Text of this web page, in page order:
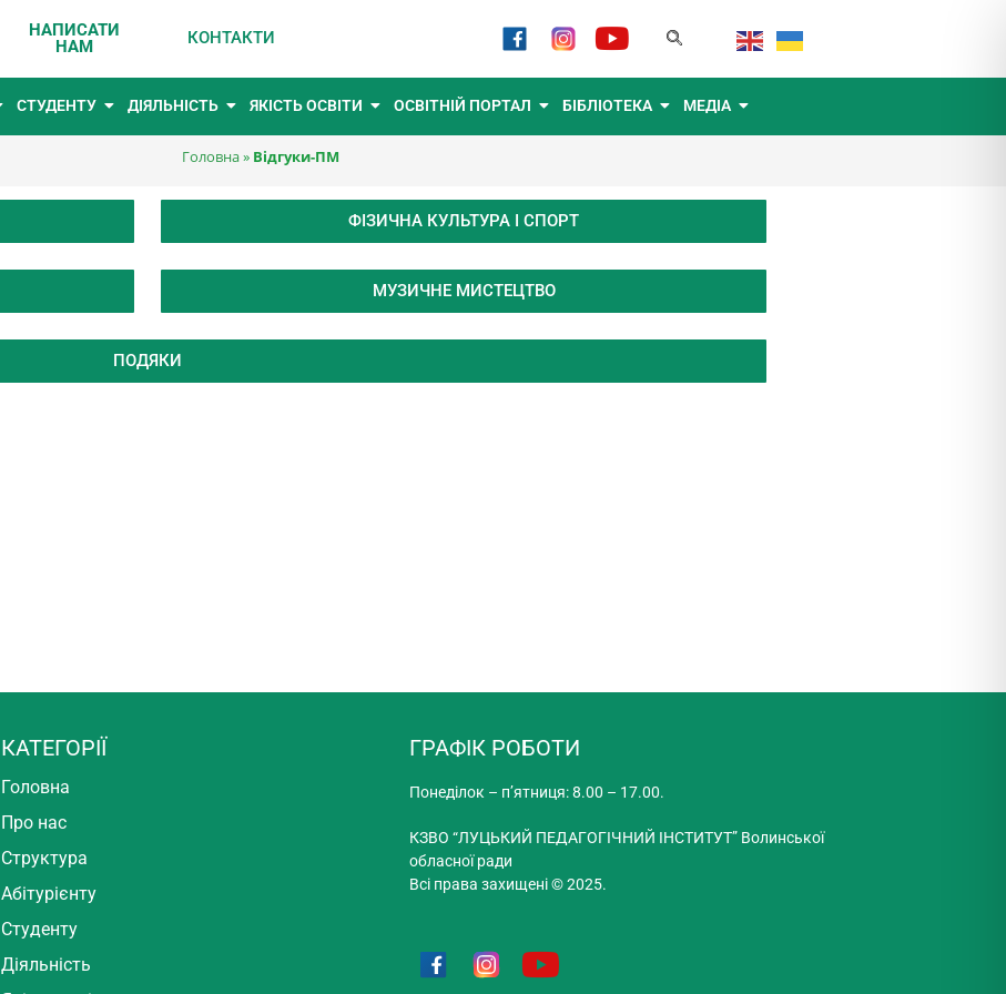
НАПИСАТИ
НАМ
КОНТАКТИ
СТУДЕНТУ ДІЯЛЬНІСТЬ ЯКІСТЬ ОСВІТИ ОСВІТНІЙ ПОРТАЛ БІБЛІОТЕКА МЕДІА
Головна» Відгуки-ПМ
ФІЗИЧНА КУЛЬТУРА І СПОРТ
МУЗИЧНЕ МИСТЕЦТВО
ПОДЯКИ
КАТЕГОРІЇ
Головна
Про нас
Структура
Абітурієнту
Студенту
Діяльність
ГРАФІК РОБОТИ
Понеділок – п’ятниця: 8.00 – 17.00.
КЗВО “ЛУЦЬКИЙ ПЕДАГОГІЧНИЙ ІНСТИТУТ” Волинської
обласної ради
Всі права захищені © 2025.